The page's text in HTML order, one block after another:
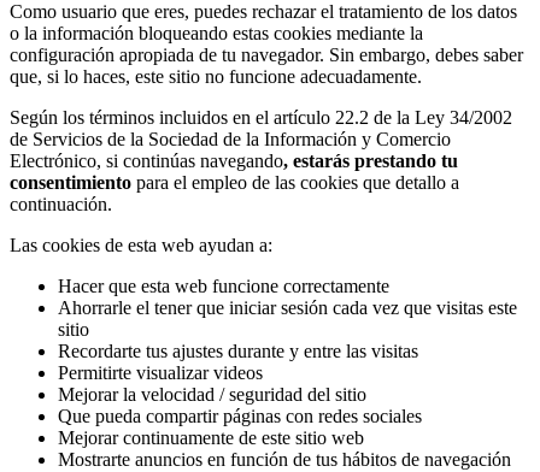
Como usuario que eres, puedes rechazar el tratamiento de los datos
o la información bloqueando estas cookies mediante la
configuración apropiada de tu navegador. Sin embargo, debes saber
que, si lo haces, este sitio no funcione adecuadamente.
Según los términos incluidos en el artículo 22.2 de la Ley 34/2002
de Servicios de la Sociedad de la Información y Comercio
Electrónico, si continúas navegando, estarás prestando tu
consentimiento para el empleo de las cookies que detallo a
continuación.
Las cookies de esta web ayudan a:
Hacer que esta web funcione correctamente
Ahorrarle el tener que iniciar sesión cada vez que visitas este
sitio
Recordarte tus ajustes durante y entre las visitas
Permitirte visualizar videos
Mejorar la velocidad / seguridad del sitio
Que pueda compartir páginas con redes sociales
Mejorar continuamente de este sitio web
Mostrarte anuncios en función de tus hábitos de navegación